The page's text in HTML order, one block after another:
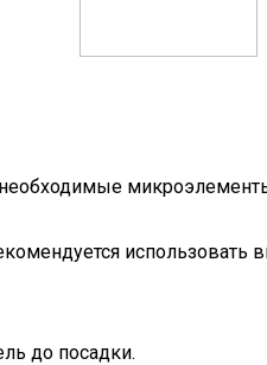
использовать
до посадки.